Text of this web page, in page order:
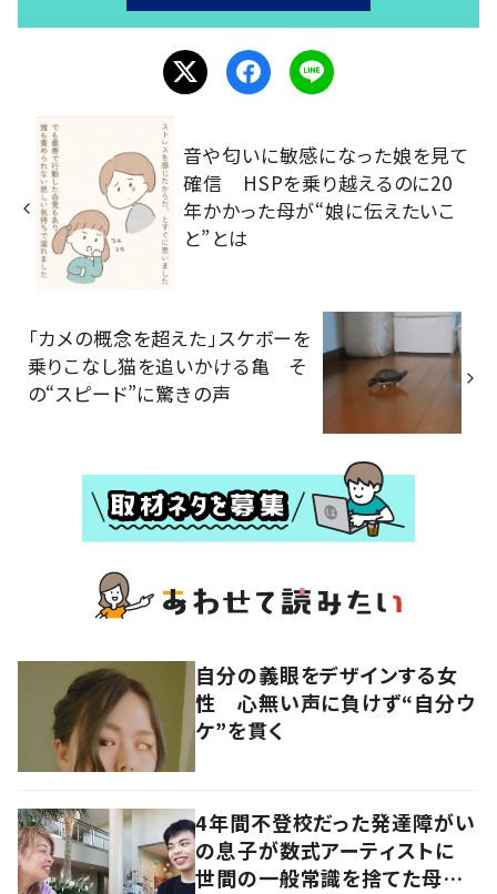
音や匂いに敏感になった娘を見て
確信 HSPを乗り越えるのに20
年かかった母が“娘に伝えたいこ
と”とは
「カメの概念を超えた」スケボーを
乗りこなし猫を追いかける亀 そ
の“スピード”に驚きの声
自分の義眼をデザインする女
性 心無い声に負けず“自分ウ
ケ”を貫く
4年間不登校だった発達障がい
の息子が数式アーティストに
世間の一般常識を捨てた母子